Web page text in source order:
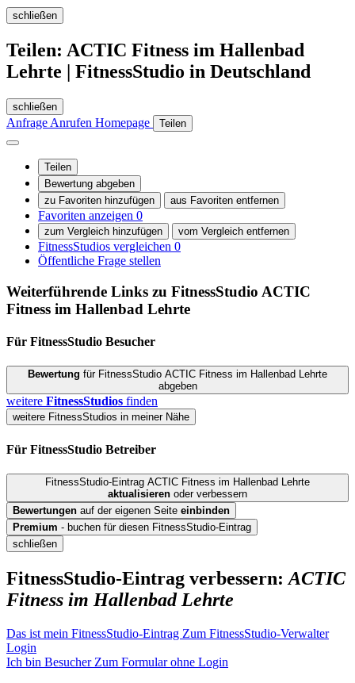
schließen
Teilen: ACTIC Fitness im Hallenbad
Lehrte | FitnessStudio in Deutschland
schließen
Anfrage Anrufen Homepage Teilen
Teilen
Bewertung abgeben
zu Favoriten hinzufügen
aus Favoriten entfernen
Favoriten anzeigen 0
zum Vergleich hinzufügen vom Vergleich entfernen
FitnessStudios vergleichen 0
Öffentliche Frage stellen
Weiterführende Links zu FitnessStudio ACTIC
Fitness im Hallenbad Lehrte
Für FitnessStudio Besucher
Bewertung für FitnessStudio ACTIC Fitness im Hallenbad Lehrte
abgeben
weitere FitnessStudios finden
weitere FitnessStudios in meiner Nähe
Für FitnessStudio Betreiber
FitnessStudio-Eintrag ACTIC Fitness im Hallenbad Lehrte
aktualisieren oder verbessern
Bewertungen auf der eigenen Seite einbinden
Premium - buchen für diesen FitnessStudio-Eintrag
schließen
FitnessStudio-Eintrag verbessern: ACTIC
Fitness im Hallenbad Lehrte
Das ist mein FitnessStudio-Eintrag Zum FitnessStudio-Verwalter
Login
Ich bin Besucher Zum Formular ohne Login